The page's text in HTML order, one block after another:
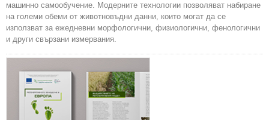
машинно самообучение. Модерните технологии позволяват набиране
на големи обеми от животновъдни данни, които могат да се
използват за ежедневни морфологични, физиологични, фенологични
и други свързани измервания.